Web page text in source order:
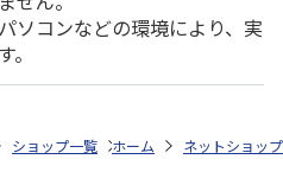
ソコンなどの環境により、実
・スポーツ選手 MLB MLB 日本人
ショップ一覧 レッツ MLB ロッキ
ホーム ネットショップ